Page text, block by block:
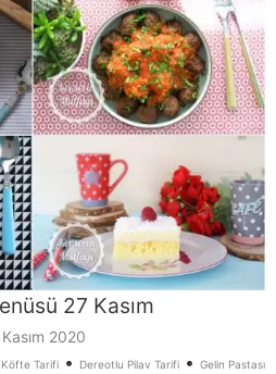
27 Kasım
2020
Tarifi• Dereotlu Pilav Tarifi• Gelin Pastası